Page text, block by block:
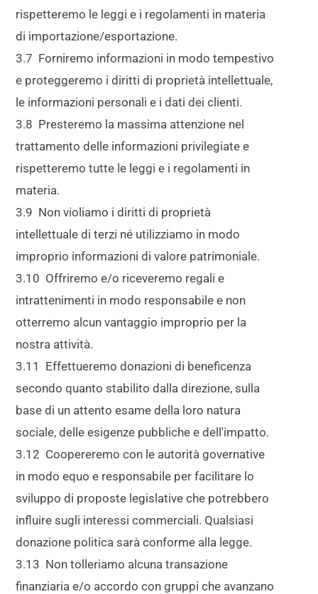
rispetteremo le leggi e i regolamenti in materia
di importazione/esportazione.
3.7 Forniremo informazioni in modo tempestivo
e proteggeremo i diritti di proprietà intellettuale,
le informazioni personali e i dati dei clienti.
3.8 Presteremo la massima attenzione nel
trattamento delle informazioni privilegiate e
rispetteremo tutte le leggi e i regolamenti in
materia.
3.9 Non violiamo i diritti di proprietà
intellettuale di terzi né utilizziamo in modo
improprio informazioni di valore patrimoniale.
3.10 Offriremo e/o riceveremo regali e
intrattenimenti in modo responsabile e non
otterremo alcun vantaggio improprio per la
nostra attività.
3.11 Effettueremo donazioni di beneficenza
secondo quanto stabilito dalla direzione, sulla
base di un attento esame della loro natura
sociale, delle esigenze pubbliche e dell'impatto.
3.12 Coopereremo con le autorità governative
in modo equo e responsabile per facilitare lo
sviluppo di proposte legislative che potrebbero
influire sugli interessi commerciali. Qualsiasi
donazione politica sarà conforme alla legge.
3.13 Non tolleriamo alcuna transazione
finanziaria e/o accordo con gruppi che avanzano